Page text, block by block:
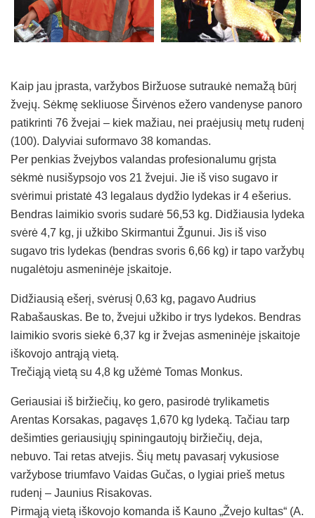
Kaip jau įprasta, varžybos Biržuose sutraukė nemažą būrį
žvejų. Sėkmę sekliuose Širvėnos ežero vandenyse panoro
patikrinti 76 žvejai – kiek mažiau, nei praėjusių metų rudenį
(100). Dalyviai suformavo 38 komandas.
Per penkias žvejybos valandas profesionalumu grįsta
sėkmė nusišypsojo vos 21 žvejui. Jie iš viso sugavo ir
svėrimui pristatė 43 legalaus dydžio lydekas ir 4 ešerius.
Bendras laimikio svoris sudarė 56,53 kg. Didžiausia lydeka
svėrė 4,7 kg, ji užkibo Skirmantui Žgunui. Jis iš viso
sugavo tris lydekas (bendras svoris 6,66 kg) ir tapo varžybų
nugalėtoju asmeninėje įskaitoje.
Didžiausią ešerį, svėrusį 0,63 kg, pagavo Audrius
Rabašauskas. Be to, žvejui užkibo ir trys lydekos. Bendras
laimikio svoris siekė 6,37 kg ir žvejas asmeninėje įskaitoje
iškovojo antrąją vietą.
Trečiąją vietą su 4,8 kg užėmė Tomas Monkus.
Geriausiai iš biržiečių, ko gero, pasirodė trylikametis
Arentas Korsakas, pagavęs 1,670 kg lydeką. Tačiau tarp
dešimties geriausiųjų spiningautojų biržiečių, deja,
nebuvo. Tai retas atvejis. Šių metų pavasarį vykusiose
varžybose triumfavo Vaidas Gučas, o lygiai prieš metus
rudenį – Jaunius Risakovas.
Pirmąją vietą iškovojo komanda iš Kauno „Žvejo kultas“ (A.